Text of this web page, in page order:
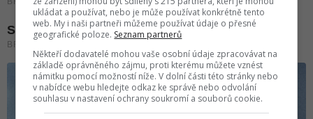
ukládat a používat, nebo je může používat konkrétně tento
web. My i naši partneři můžeme používat údaje o přesné
geografické poloze. Seznam partnerů
Někteří dodavatelé mohou vaše osobní údaje zpracovávat na
základě oprávněného zájmu, proti kterému můžete vznést
námitku pomocí možností níže. V dolní části této stránky nebo
v nabídce webu hledejte odkaz ke správě nebo odvolání
souhlasu v nastavení ochrany soukromí a souborů cookie.